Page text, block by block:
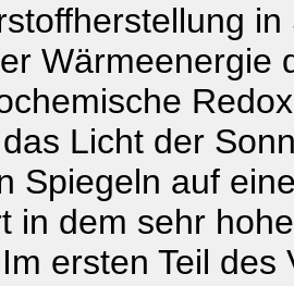
Wärmeenergie
Licht der
Spiegeln auf
in dem sehr
ersten Teil des